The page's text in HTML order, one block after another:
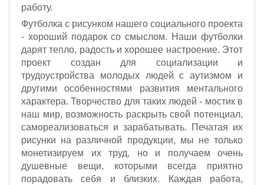
работу.
Футболка с рисунком нашего социального проекта
- хороший подарок со смыслом. Наши футболки
дарят тепло, радость и хорошее настроение. Этот
проект создан для социализации и
трудоустройства молодых людей с аутизмом и
другими особенностями развития ментального
характера. Творчество для таких людей - мостик в
наш мир, возможность раскрыть свой потенциал,
самореализоваться и зарабатывать. Печатая их
рисунки на различной продукции, мы не только
монетизируем их труд, но и получаем очень
душевные вещи, которыми всегда приятно
порадовать себя и близких. Каждая работа,